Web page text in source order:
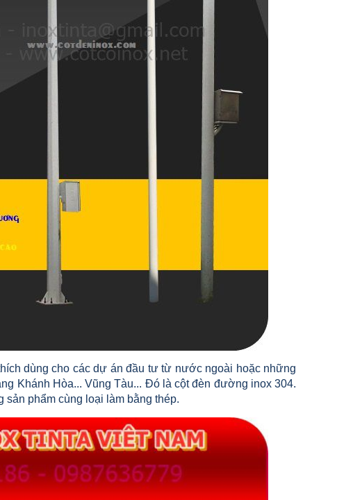
dùng cho các dự án đầu tư từ nước ngoài hoặc những
Khánh Hòa... Vũng Tàu... Đó là cột đèn đường inox 304.
sản phẩm cùng loại làm bằng thép.